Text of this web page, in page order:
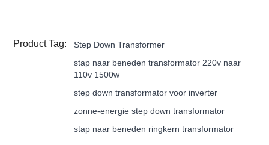
Product Tag:
Step Down Transformer
stap naar beneden transformator 220v naar
110v 1500w
step down transformator voor inverter
zonne-energie step down transformator
stap naar beneden ringkern transformator